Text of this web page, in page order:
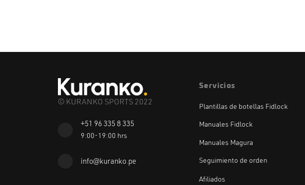
© KURANKO SPORTS 2022
+51 96 335 8 335
9:00-19:00 hrs
info@kuranko.pe
Servicios
Plantillas de botellas Fidlock
Manuales Fidlock
Manuales Magura
Seguimiento de orden
Afiliados